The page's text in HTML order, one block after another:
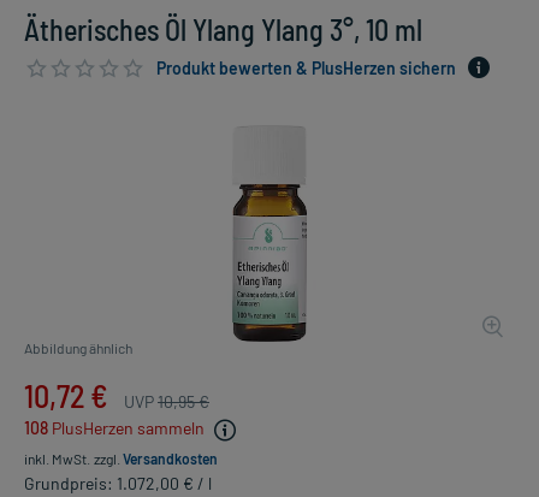
Ätherisches Öl Ylang Ylang 3°, 10 ml
Produkt bewerten & PlusHerzen sichern
Abbildung ähnlich
10,72 € UVP10,95 €
108 PlusHerzen sammeln
inkl. MwSt. zzgl. Versandkosten
Grundpreis: 1.072,00 € / l